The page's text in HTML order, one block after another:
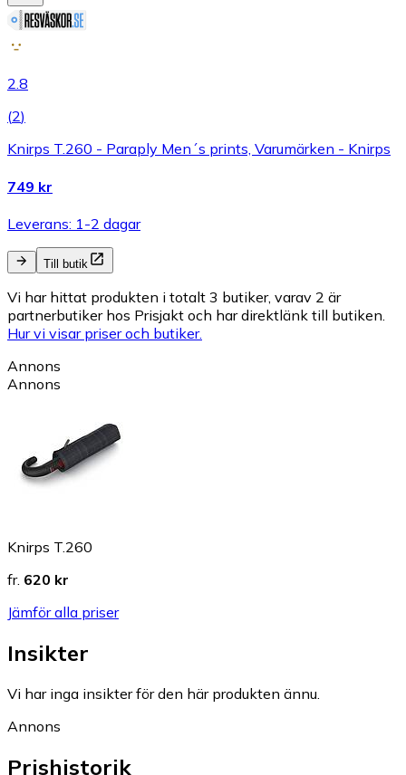
2.8
(2)
Knirps T.260 - Paraply Men´s prints, Varumärken - Knirps
749 kr
Leverans: 1-2 dagar
Till butik
Vi har hittat produkten i totalt 3 butiker, varav 2 är
partnerbutiker hos Prisjakt och har direktlänk till butiken.
Hur vi visar priser och butiker.
Annons
Annons
Knirps T.260
fr. 620 kr
Jämför alla priser
Insikter
Vi har inga insikter för den här produkten ännu.
Annons
Prishistorik